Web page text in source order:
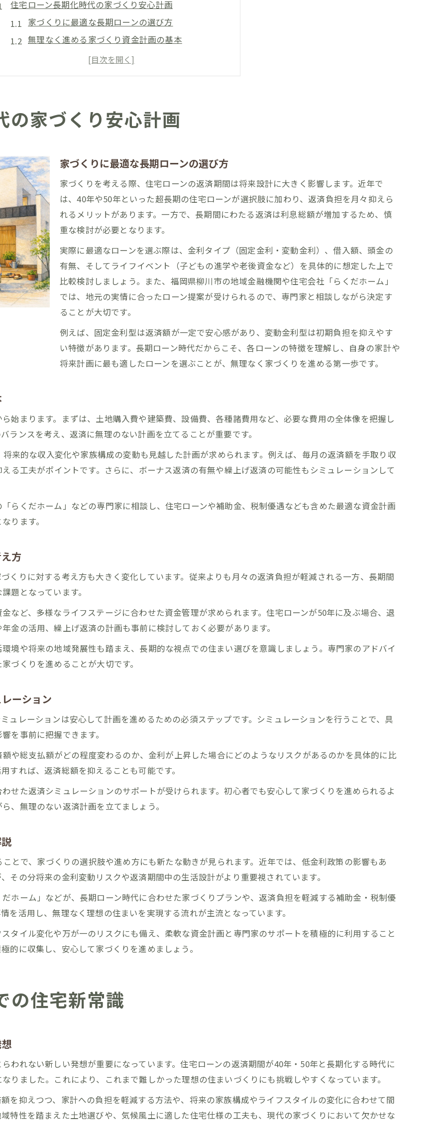
住宅ローン長期化時代の家づくり安心計画
家づくりに最適な長期ローンの選び方
無理なく進める家づくり資金計画の基本
住宅ローン長期化で変わる家づくりの考え方
家づくり初心者が知る安心の返済シミュレーション
理想を叶える柳川市での住宅新常識
柳川市で家づくりを成功させる新しい発想
長期ローン時代の家づくり常識を見直そう
柳川市で注目される家づくり新トレンド解説
理想の家づくりを叶える最新ポイント
家計と将来を見据えた資金計画のコツ
家づくりに役立つ資金計画の見直しポイント
将来安心のための家づくり予算立て方法
家計を守る家づくり資金管理の秘訣
住宅ローンと家づくり予算の上手なバランス
家づくり成功のための資金プラン作成術
40年・50年ローンを活かす賢い家づくり
家づくりで選ぶ長期ローン活用のポイント
40年50年住宅ローン時代の家づくり戦略
長期ローン活用で広がる家づくりの可能性
無理をしない長期返済で夢の住まい実現
家づくりで無理のない返済計画を立てる方法
長期返済で安心して家づくりを進めるコツ
家づくりの夢を諦めない返済プラン設計術
家づくり成功のための返済シミュレーション
らくだホームに相談する家づくり成功術
相談活用で家づくりを成功に導く秘訣
家づくりの不安を解消する相談窓口の選び方
地域密着の家づくりサポート活用実例
の家づくり安心計画
家づくりに最適な長期ローンの選び方
家づくりを考える際、住宅ローンの返済期間は将来設計に大きく影響します。近年で
は、40年や50年といった超長期の住宅ローンが選択肢に加わり、返済負担を月々抑えら
れるメリットがあります。一方で、長期間にわたる返済は利息総額が増加するため、慎
重な検討が必要となります。
実際に最適なローンを選ぶ際は、金利タイプ（固定金利・変動金利）、借入額、頭金の
有無、そしてライフイベント（子どもの進学や老後資金など）を具体的に想定した上で
比較検討しましょう。また、福岡県柳川市の地域金融機関や住宅会社「らくだホーム」
では、地元の実情に合ったローン提案が受けられるので、専門家と相談しながら決定す
ることが大切です。
例えば、固定金利型は返済額が一定で安心感があり、変動金利型は初期負担を抑えやす
い特徴があります。長期ローン時代だからこそ、各ローンの特徴を理解し、自身の家計や
将来計画に最も適したローンを選ぶことが、無理なく家づくりを進める第一歩です。
始まります。まずは、土地購入費や建築費、設備費、各種諸費用など、必要な費用の全体像を把握し
ランスを考え、返済に無理のない計画を立てることが重要です。
来的な収入変化や家族構成の変動も見越した計画が求められます。例えば、毎月の返済額を手取り収
る工夫がポイントです。さらに、ボーナス返済の有無や繰上げ返済の可能性もシミュレーションして
らくだホーム」などの専門家に相談し、住宅ローンや補助金、税制優遇なども含めた最適な資金計画
ります。
方
くりに対する考え方も大きく変化しています。従来よりも月々の返済負担が軽減される一方、長期間
題となっています。
など、多様なライフステージに合わせた資金管理が求められます。住宅ローンが50年に及ぶ場合、退
金の活用、繰上げ返済の計画も事前に検討しておく必要があります。
境や将来の地域発展性も踏まえ、長期的な視点での住まい選びを意識しましょう。専門家のアドバイ
づくりを進めることが大切です。
ーション
ュレーションは安心して計画を進めるための必須ステップです。シミュレーションを行うことで、具
を事前に把握できます。
や総支払額がどの程度変わるのか、金利が上昇した場合にどのようなリスクがあるのかを具体的に比
すれば、返済総額を抑えることも可能です。
せた返済シミュレーションのサポートが受けられます。初心者でも安心して家づくりを進められるよ
、無理のない返済計画を立てましょう。
とで、家づくりの選択肢や進め方にも新たな動きが見られます。近年では、低金利政策の影響もあ
その分将来の金利変動リスクや返済期間中の生活設計がより重要視されています。
ホーム」などが、長期ローン時代に合わせた家づくりプランや、返済負担を軽減する補助金・税制優
を活用し、無理なく理想の住まいを実現する流れが主流となっています。
タイル変化や万が一のリスクにも備え、柔軟な資金計画と専門家のサポートを積極的に利用すること
的に収集し、安心して家づくりを進めましょう。
の住宅新常識
われない新しい発想が重要になっています。住宅ローンの返済期間が40年・50年と長期化する時代に
りました。これにより、これまで難しかった理想の住まいづくりにも挑戦しやすくなっています。
を抑えつつ、家計への負担を軽減する方法や、将来の家族構成やライフスタイルの変化に合わせて間
特性を踏まえた土地選びや、気候風土に適した住宅仕様の工夫も、現代の家づくりにおいて欠かせな